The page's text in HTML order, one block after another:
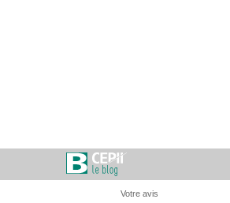
Votre avis